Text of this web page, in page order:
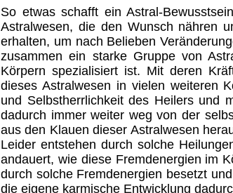
So etwas schafft ein Astral-
Astralwesen, die den Wunsch nähren
erhalten, um nach Belieben
zusammen ein starke Gruppe von
Körpern spezialisiert ist. Mit deren
dieses Astralwesen in vielen weiteren
und Selbstherrlichkeit des Heilers und
dadurch immer weiter weg von der
aus den Klauen dieser Astralwesen
Leider entstehen durch solche
andauert, wie diese Fremdenergien im
durch solche Fremdenergien besetzt
die eigene karmische Entwicklung